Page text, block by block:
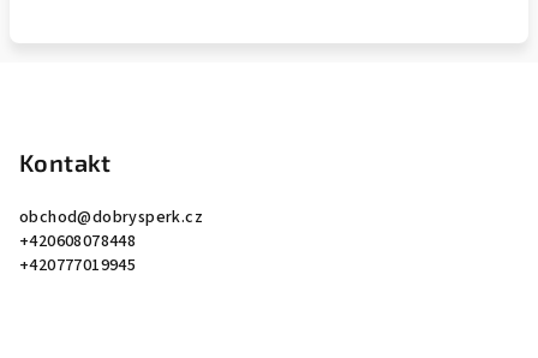
Kontakt
obchod@dobrysperk.cz
+420608078448
+420777019945